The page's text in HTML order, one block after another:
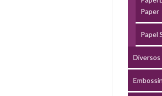
Paper
Papel
Diversos